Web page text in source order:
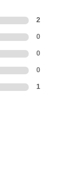
2
0
0
0
1